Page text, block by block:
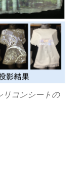
リコンシートの